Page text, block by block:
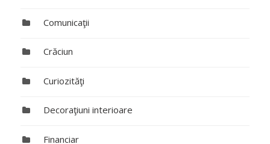
Comunicaţii
Crăciun
Curiozităţi
Decoraţiuni interioare
Financiar